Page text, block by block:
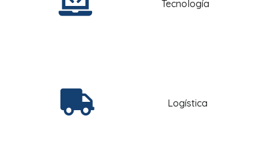
Tecnología
Logística